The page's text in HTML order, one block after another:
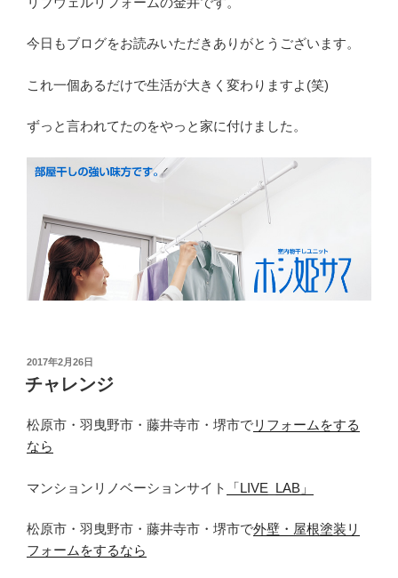
今日もブログをお読みいただきありがとうございます。
これ一個あるだけで生活が大きく変わりますよ(笑)
ずっと言われてたのをやっと家に付けました。
投
稿
日:
2017年2月26日
チャレンジ
松原市・羽曳野市・藤井寺市・堺市でリフォームをする
なら
マンションリノベーションサイト 「LIVE_LAB」
松原市・羽曳野市・藤井寺市・堺市で外壁・屋根塗装リ
フォームをするなら